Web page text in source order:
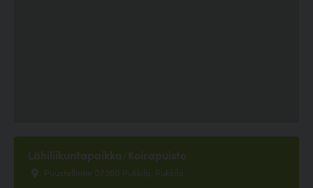
Lähiliikuntapaikka/Koirapuisto
Puustellintie 07560 Pukkila, Pukkila